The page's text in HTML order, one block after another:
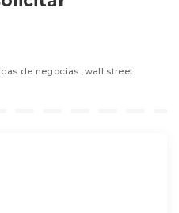
de negocias wall street